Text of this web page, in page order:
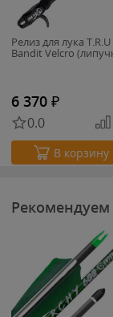
Релиз для лука T.R.U
Bandit Velcro
6 370 ₽
0.0
В корзину
Рекомендуем